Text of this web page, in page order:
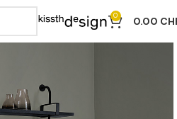
0 0.00